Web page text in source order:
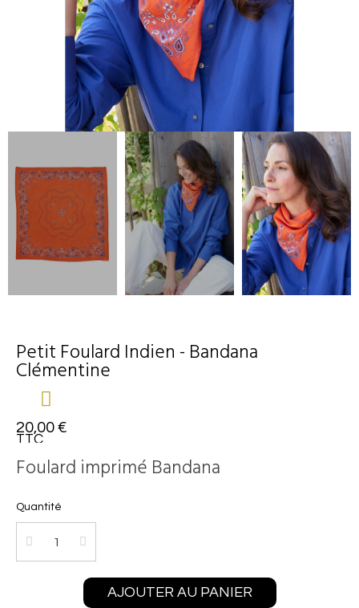
Petit Foulard Indien - Bandana
Clémentine
20,00 €
TTC
Foulard imprimé Bandana
Quantité
AJOUTER AU PANIER